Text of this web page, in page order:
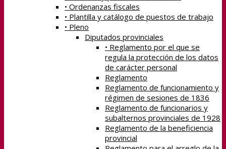
• Ordenanzas fiscales
• Plantilla y catálogo de puestos de trabajo
• Pleno
Diputados provinciales
• Reglamento por el que se
regula la protección de los datos
de carácter personal
Reglamento
Reglamento de funcionamiento y
régimen de sesiones de 1836
Reglamento de funcionarios y
subalternos provinciales de 1928
Reglamento de la beneficiencia
provincial